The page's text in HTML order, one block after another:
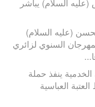
(عليه السلام)
السنوي لزائري
ينفذ حملة
العباسية